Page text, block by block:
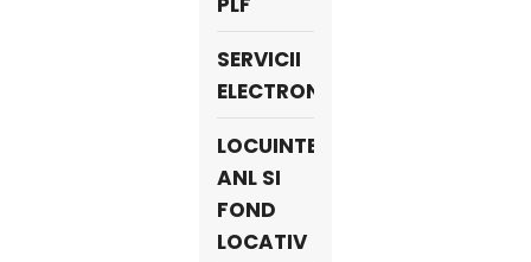
SERVICII
ELECTRONICE
LOCUINTE
ANL SI
FOND
LOCATIV